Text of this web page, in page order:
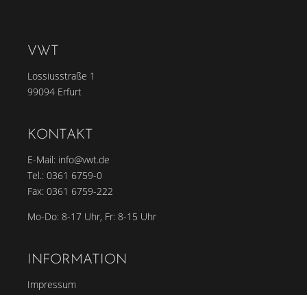
VWT
Lossiusstraße 1
99094 Erfurt
KONTAKT
E-Mail: info@vwt.de
Tel.: 0361 6759-0
Fax: 0361 6759-222
Mo-Do: 8-17 Uhr, Fr: 8-15 Uhr
INFORMATION
Impressum